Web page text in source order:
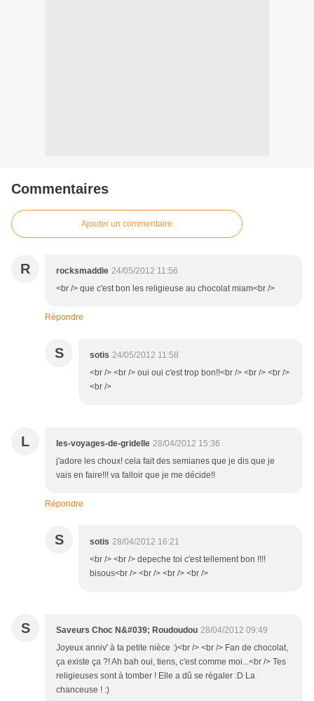
Commentaires
Ajouter un commentaire
R rocksmaddie 24/05/2012 11:56
<br /> que c'est bon les religieuse au chocolat miam<br />
Répondre
S sotis 24/05/2012 11:58
<br /> <br /> oui oui c'est trop bon!!<br /> <br /> <br />
<br />
L les-voyages-de-gridelle 28/04/2012 15:36
j'adore les choux! cela fait des semianes que je dis que je
vais en faire!!! va falloir que je me décide!!
Répondre
S sotis 28/04/2012 16:21
<br /> <br /> depeche toi c'est tellement bon !!!!
bisous<br /> <br /> <br /> <br />
S Saveurs Choc N&#039; Roudoudou 28/04/2012 09:49
Joyeux anniv' à ta petite nièce :)<br /> <br /> Fan de chocolat,
ça existe ça ?! Ah bah oui, tiens, c'est comme moi...<br /> Tes
religieuses sont à tomber ! Elle a dû se régaler :D La
chanceuse ! :)